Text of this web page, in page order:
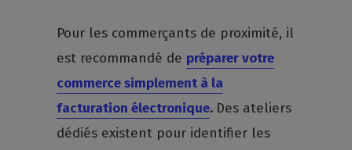
Pour les commerçants de proximité, il
est recommandé de préparer votre
commerce simplement à la
facturation électronique. Des ateliers
dédiés existent pour identifier les